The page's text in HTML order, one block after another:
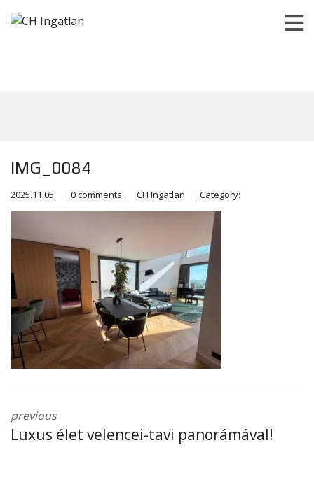
IMG_0084
2025.11.05. 0 comments CH Ingatlan Category:
previous
Luxus élet velencei-tavi panorámával!